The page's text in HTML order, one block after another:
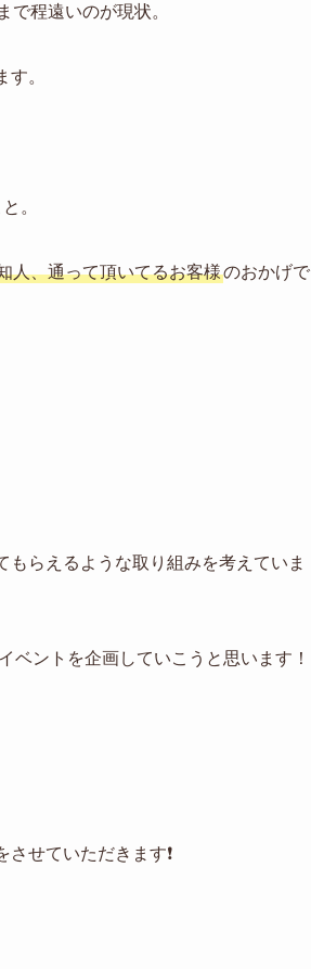
程遠いのが現状。
。
。
人、通って頂いてるお客様のおかげで
らえるような取り組みを考えていま
ベントを企画していこうと思います！
せていただきます❗️